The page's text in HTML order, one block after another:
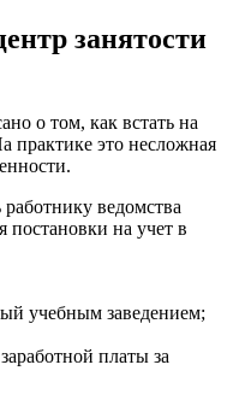
занятости
о том, как встать на
практике это несложная
ведомства
постановки на учет в
учебным заведением;
платы за